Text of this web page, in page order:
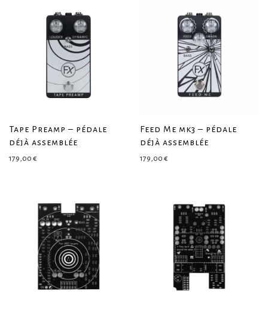
Tape Preamp – pédale
déjà assemblée
179,00 €
Feed Me mk3 – pédale
déjà assemblée
179,00 €